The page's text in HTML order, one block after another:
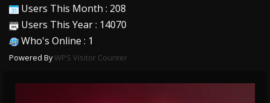
Users This Month : 208
Users This Year : 14070
Who's Online : 1
Powered ByWPS Visitor Counter